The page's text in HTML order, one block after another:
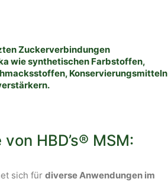
Zuckerverbindungen
wie synthetischen Farbstoffen,
Konservierungsmitteln
HBD’s® MSM:
sich für diverse Anwendungen im